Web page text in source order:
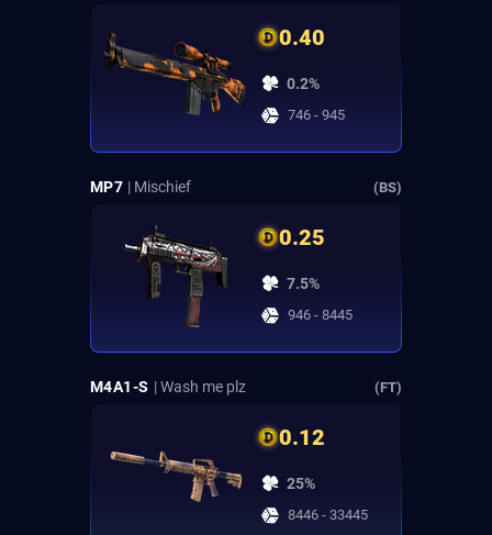
0.40
0.2%
746 - 945
MP7 | Mischief (BS)
0.25
7.5%
946 - 8445
M4A1-S | Wash me plz (FT)
0.12
25%
8446 - 33445